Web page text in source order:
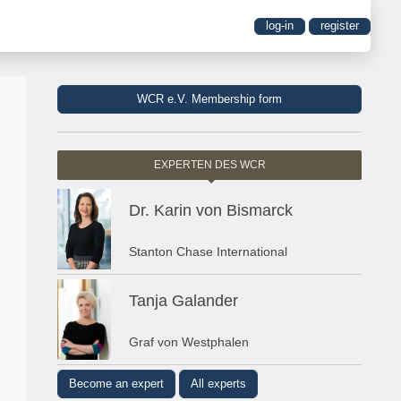
log-in register
WCR e.V. Membership form
EXPERTEN DES WCR
Dr. Karin von Bismarck
Stanton Chase International
Tanja Galander
Graf von Westphalen
Become an expert All experts